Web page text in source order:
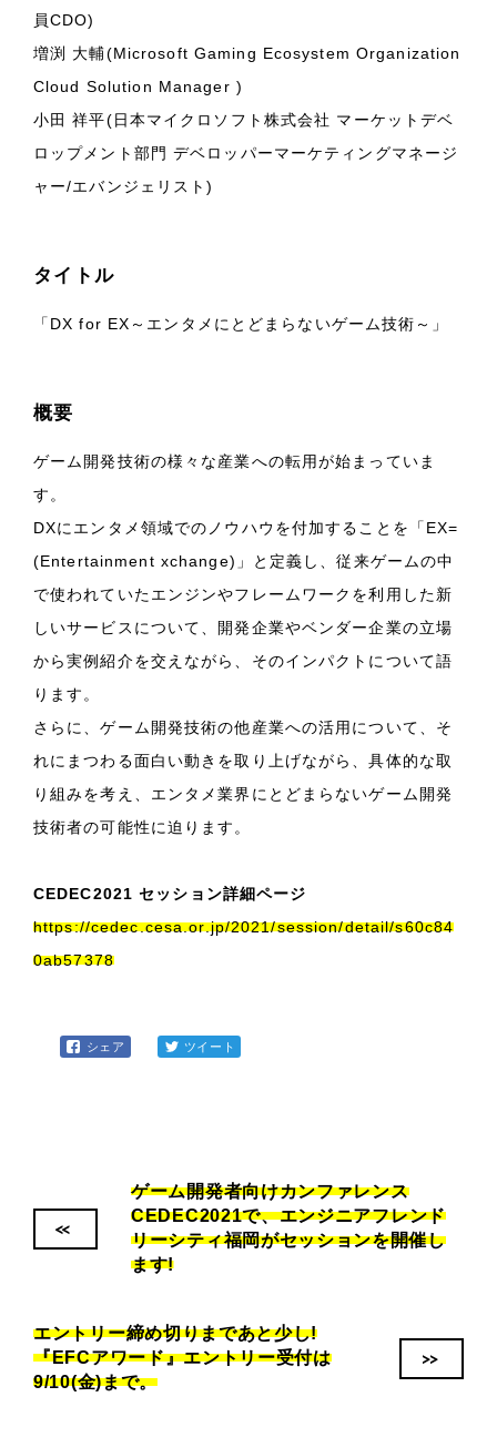
員CDO)
増渕 大輔(Microsoft Gaming Ecosystem Organization
Cloud Solution Manager )
小田 祥平(日本マイクロソフト株式会社 マーケットデベ
ロップメント部門 デベロッパーマーケティングマネージ
ャー/エバンジェリスト)
タイトル
「DX for EX～エンタメにとどまらないゲーム技術～」
概要
ゲーム開発技術の様々な産業への転用が始まっていま
す。
DXにエンタメ領域でのノウハウを付加することを「EX=
(Entertainment xchange)」と定義し、従来ゲームの中
で使われていたエンジンやフレームワークを利用した新
しいサービスについて、開発企業やベンダー企業の立場
から実例紹介を交えながら、そのインパクトについて語
ります。
さらに、ゲーム開発技術の他産業への活用について、そ
れにまつわる面白い動きを取り上げながら、具体的な取
り組みを考え、エンタメ業界にとどまらないゲーム開発
技術者の可能性に迫ります。
CEDEC2021 セッション詳細ページ
https://cedec.cesa.or.jp/2021/session/detail/s60c84
0ab57378
シェア ツイート
<<
ゲーム開発者向けカンファレンス
CEDEC2021で、エンジニアフレンド
リーシティ福岡がセッションを開催し
ます!
エントリー締め切りまであと少し!
『EFCアワード』エントリー受付は
9/10(金)まで。
>>